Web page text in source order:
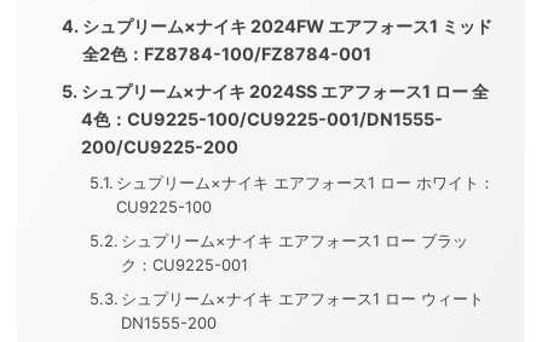
シュプリーム×ナイキ 2024FW エアフォース1 ミッド
全2色：FZ8784-100/FZ8784-001
シュプリーム×ナイキ 2024SS エアフォース1 ロー 全
4色：CU9225-100/CU9225-001/DN1555-
200/CU9225-200
シュプリーム×ナイキ エアフォース1 ロー ホワイト：
CU9225-100
シュプリーム×ナイキ エアフォース1 ロー ブラッ
ク：CU9225-001
シュプリーム×ナイキ エアフォース1 ロー ウィート
DN1555-200